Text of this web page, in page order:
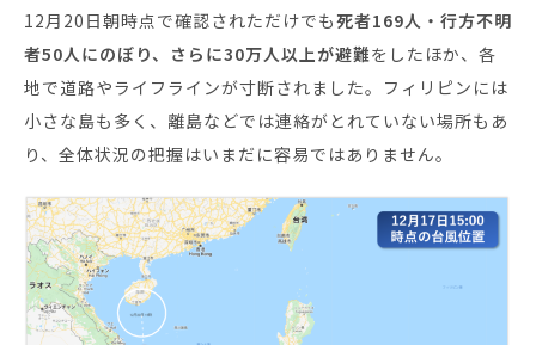
レポート
セミナー・イベント
企業情報
ニュース
ミッション
経営チーム
沿革
12月20日朝時点で確認されただけでも死者169人・行方不明
者50人にのぼり、さらに30万人以上が避難をしたほか、各
地で道路やライフラインが寸断されました。フィリピンには
小さな島も多く、離島などでは連絡がとれていない場所もあ
り、全体状況の把握はいまだに容易ではありません。